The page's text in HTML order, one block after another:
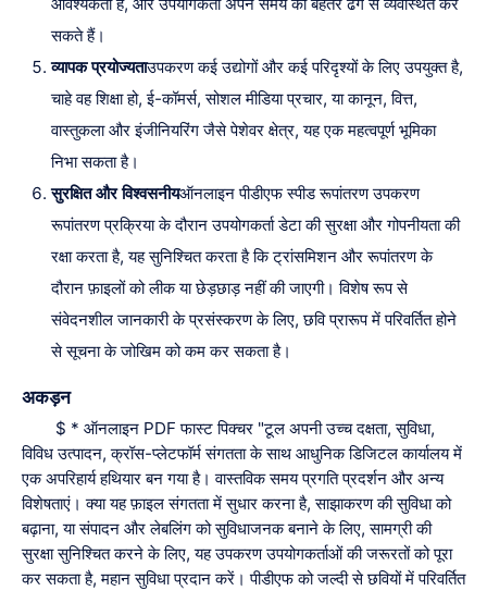
सकते हैं।
व्यापक प्रयोज्यताउपकरण कई उद्योगों और कई परिदृश्यों के लिए उपयुक्त है,
चाहे वह शिक्षा हो, ई-कॉमर्स, सोशल मीडिया प्रचार, या कानून, वित्त,
वास्तुकला और इंजीनियरिंग जैसे पेशेवर क्षेत्र, यह एक महत्वपूर्ण भूमिका
निभा सकता है।
सुरक्षित और विश्वसनीयऑनलाइन पीडीएफ स्पीड रूपांतरण उपकरण
रूपांतरण प्रक्रिया के दौरान उपयोगकर्ता डेटा की सुरक्षा और गोपनीयता की
रक्षा करता है, यह सुनिश्चित करता है कि ट्रांसमिशन और रूपांतरण के
दौरान फ़ाइलों को लीक या छेड़छाड़ नहीं की जाएगी। विशेष रूप से
संवेदनशील जानकारी के प्रसंस्करण के लिए, छवि प्रारूप में परिवर्तित होने
से सूचना के जोखिम को कम कर सकता है।
अकड़न
$ * ऑनलाइन PDF फास्ट पिक्चर "टूल अपनी उच्च दक्षता, सुविधा,
विविध उत्पादन, क्रॉस-प्लेटफॉर्म संगतता के साथ आधुनिक डिजिटल कार्यालय में
एक अपरिहार्य हथियार बन गया है। वास्तविक समय प्रगति प्रदर्शन और अन्य
विशेषताएं। क्या यह फ़ाइल संगतता में सुधार करना है, साझाकरण की सुविधा को
बढ़ाना, या संपादन और लेबलिंग को सुविधाजनक बनाने के लिए, सामग्री की
सुरक्षा सुनिश्चित करने के लिए, यह उपकरण उपयोगकर्ताओं की जरूरतों को पूरा
कर सकता है, महान सुविधा प्रदान करें। पीडीएफ को जल्दी से छवियों में परिवर्तित